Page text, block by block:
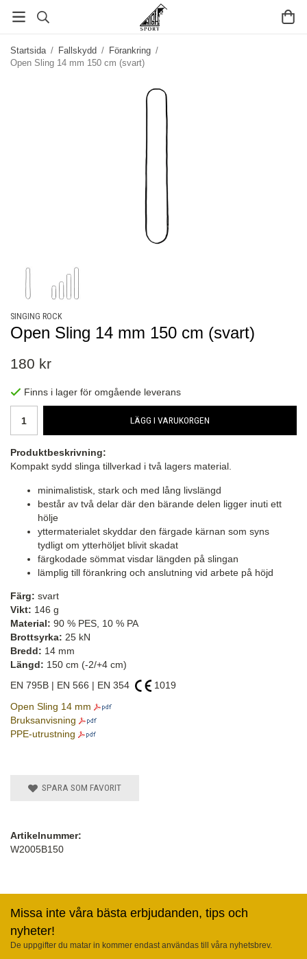
Startsida / Fallskydd / Förankring /
Open Sling 14 mm 150 cm (svart)
SINGING ROCK
Open Sling 14 mm 150 cm (svart)
180 kr
Finns i lager för omgående leverans
LÄGG I VARUKORGEN
Produktbeskrivning:
Kompakt sydd slinga tillverkad i två lagers material.
minimalistisk, stark och med lång livslängd
består av två delar där den bärande delen ligger inuti ett
hölje
yttermaterialet skyddar den färgade kärnan som syns
tydligt om ytterhöljet blivit skadat
färgkodade sömmat visdar längden på slingan
lämplig till förankring och anslutning vid arbete på höjd
Färg: svart
Vikt: 146 g
Material: 90 % PES, 10 % PA
Brottsyrka: 25 kN
Bredd: 14 mm
Längd: 150 cm (-2/+4 cm)
EN 795B | EN 566 | EN 354
1019
Open Sling 14 mm
Bruksanvisning
PPE-utrustning
SPARA SOM FAVORIT
Artikelnummer:
W2005B150
Missa inte våra bästa erbjudanden, tips och
nyheter!
De uppgifter du matar in kommer endast användas till våra nyhetsbrev.